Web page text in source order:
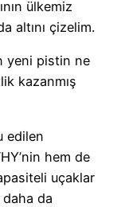
ülkemiz
altını çizelim.
yeni pistin ne
kazanmış
edilen
hem de
uçaklar
daha da